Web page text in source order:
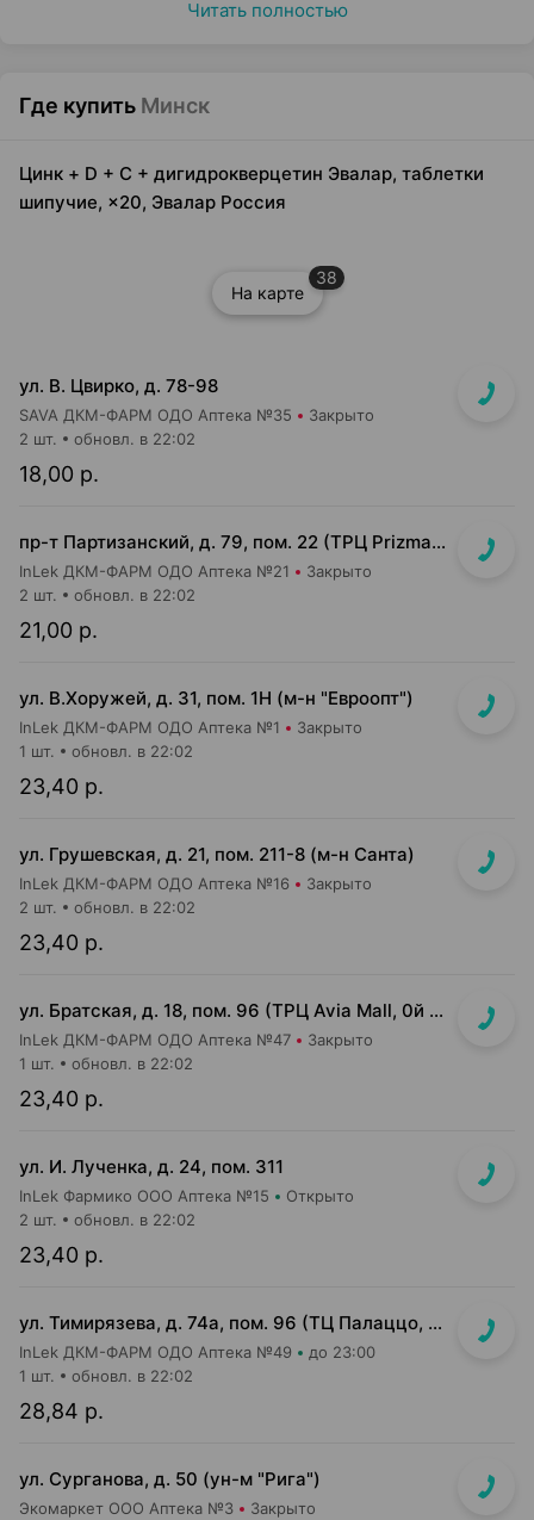
Читать полностью
Где купить Минск
Цинк + D + C + дигидрокверцетин Эвалар, таблетки
шипучие, ×20, Эвалар Россия
На карте
38
ул. В. Цвирко, д. 78-98
SAVA ДКМ-ФАРМ ОДО Аптека №35 Закрыто
18,00 р.
2 шт. обновл. в 22:02
пр-т Партизанский, д. 79, пом. 22 (ТРЦ Prizma, подземный этаж вход возле м-на Мила)
InLek ДКМ-ФАРМ ОДО Аптека №21 Закрыто
21,00 р.
2 шт. обновл. в 22:02
ул. В.Хоружей, д. 31, пом. 1Н (м-н "Евроопт")
InLek ДКМ-ФАРМ ОДО Аптека №1 Закрыто
23,40 р.
1 шт. обновл. в 22:02
ул. Грушевская, д. 21, пом. 211-8 (м-н Санта)
InLek ДКМ-ФАРМ ОДО Аптека №16 Закрыто
23,40 р.
2 шт. обновл. в 22:02
ул. Братская, д. 18, пом. 96 (ТРЦ Avia Mall, 0й этаж рядом с гипермаркетом Green)
InLek ДКМ-ФАРМ ОДО Аптека №47 Закрыто
23,40 р.
1 шт. обновл. в 22:02
ул. И. Лученка, д. 24, пом. 311
InLek Фармико ООО Аптека №15 Открыто
23,40 р.
2 шт. обновл. в 22:02
ул. Тимирязева, д. 74а, пом. 96 (ТЦ Палаццо, 1 этаж, главный вход)
InLek ДКМ-ФАРМ ОДО Аптека №49 до 23:00
28,84 р.
1 шт. обновл. в 22:02
ул. Сурганова, д. 50 (ун-м "Рига")
Экомаркет ООО Аптека №3 Закрыто